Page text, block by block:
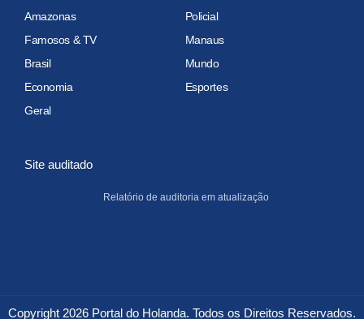
Amazonas
Policial
Famosos & TV
Manaus
Brasil
Mundo
Economia
Esportes
Geral
Site auditado
Relatório de auditoria em atualização
Copyright 2026 Portal do Holanda. Todos os Direitos Reservados.